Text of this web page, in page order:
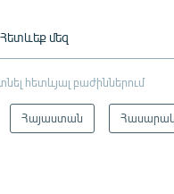
Հետևեք մեզ
հետևյալ բաժիններում
Հայաստան